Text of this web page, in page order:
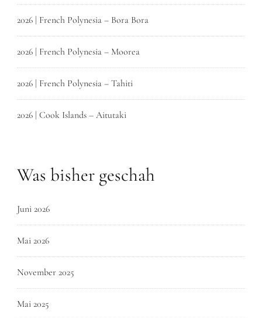
2026 | French Polynesia – Bora Bora
2026 | French Polynesia – Moorea
2026 | French Polynesia – Tahiti
2026 | Cook Islands – Aitutaki
Was bisher geschah
Juni 2026
Mai 2026
November 2025
Mai 2025